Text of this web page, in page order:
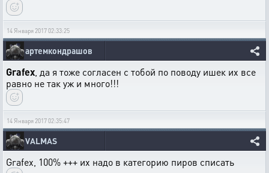
14 Января 2017 02:33:25
артемкондрашов
Grafex , да я тоже согласен с тобой по поводу ишек их все
равно не так уж и много!!!
14 Января 2017 02:35:47
VALMAS
Grafex, 100% +++ их надо в категорию пиров списать